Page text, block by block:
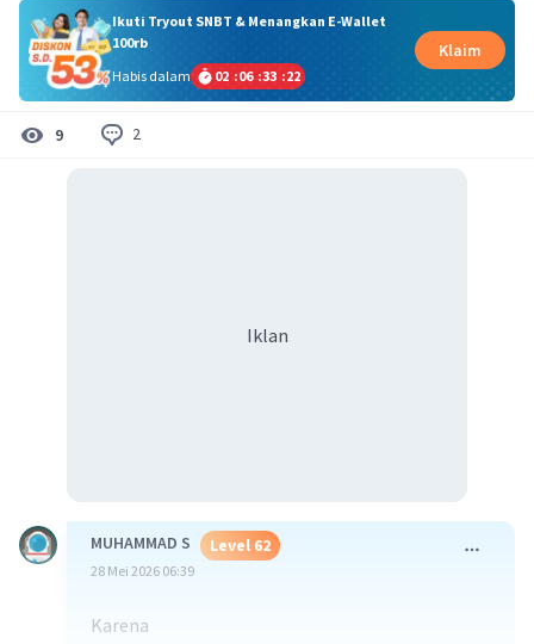
Ikuti Tryout SNBT & Menangkan E-Wallet
100rb
Habis dalam
02 :06 :33 :21
Klaim
9 2
Iklan
MUHAMMAD S Level 62
28 Mei 2026 06:39
Karena